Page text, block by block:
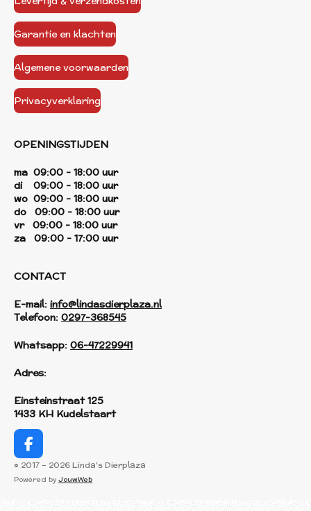
Garantie en klachten
Algemene voorwaarden
Privacyverklaring
OPENINGSTIJDEN
ma 09:00 - 18:00 uur
di 09:00 - 18:00 uur
wo 09:00 - 18:00 uur
do 09:00 - 18:00 uur
vr 09:00 - 18:00 uur
za 09:00 - 17:00 uur
CONTACT
E-mail: info@lindasdierplaza.nl
Telefoon: 0297-368545
Whatsapp: 06-47229941
Adres:
Einsteinstraat 125
1433 KH Kudelstaart
F
a
c
© 2017 - 2026 Linda's Dierplaza
Powered by JouwWeb